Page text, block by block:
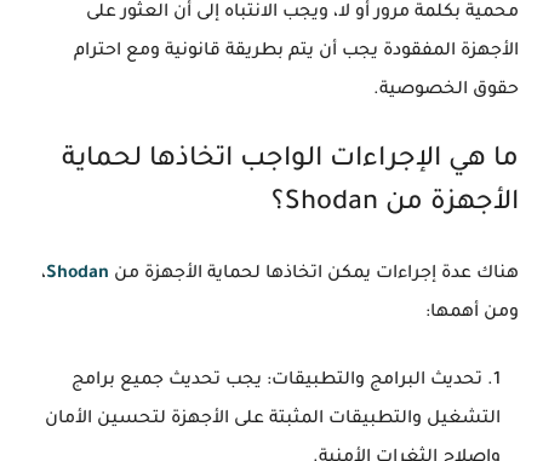
محمية بكلمة مرور أو لا، ويجب الانتباه إلى أن العثور على
الأجهزة المفقودة يجب أن يتم بطريقة قانونية ومع احترام
حقوق الخصوصية.
ما هي الإجراءات الواجب اتخاذها لحماية
الأجهزة من Shodan؟
هناك عدة إجراءات يمكن اتخاذها لحماية الأجهزة من Shodan،
ومن أهمها:
تحديث البرامج والتطبيقات: يجب تحديث جميع برامج
التشغيل والتطبيقات المثبتة على الأجهزة لتحسين الأمان